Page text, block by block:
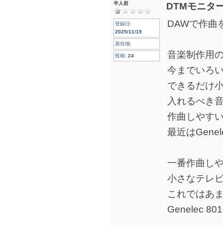
半人前
登録日:
2025/11/19
居住地:
投稿: 24
DTMモニタ
DAWで作曲
音楽制作用
今までいろ
できるだけ
入れるべき
作曲しやす
最近は
一番作曲し
小さなテレ
これではあ
Genelec